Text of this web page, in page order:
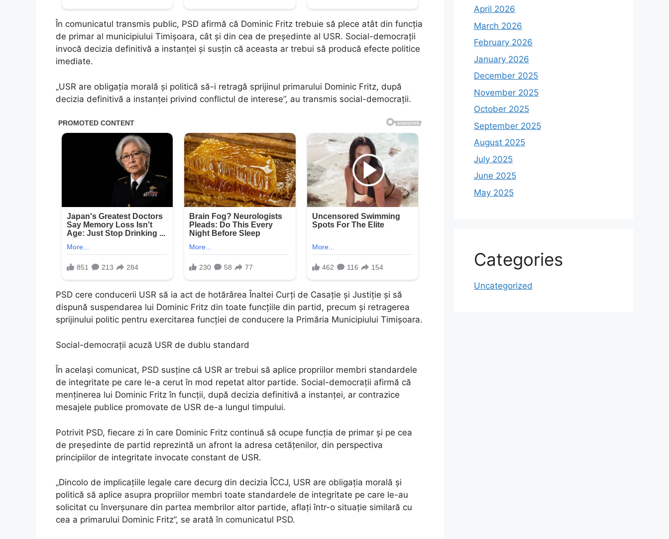
În comunicatul transmis public, PSD afirmă că Dominic Fritz trebuie să plece atât din funcția
de primar al municipiului Timișoara, cât și din cea de președinte al USR. Social-democrații
invocă decizia definitivă a instanței și susțin că aceasta ar trebui să producă efecte politice
imediate.
„USR are obligația morală și politică să-i retragă sprijinul primarului Dominic Fritz, după
decizia definitivă a instanței privind conflictul de interese”, au transmis social-democrații.
PSD cere conducerii USR să ia act de hotărârea Înaltei Curți de Casație și Justiție și să
dispună suspendarea lui Dominic Fritz din toate funcțiile din partid, precum și retragerea
sprijinului politic pentru exercitarea funcției de conducere la Primăria Municipiului Timișoara.
Social-democrații acuză USR de dublu standard
În același comunicat, PSD susține că USR ar trebui să aplice propriilor membri standardele
de integritate pe care le-a cerut în mod repetat altor partide. Social-democrații afirmă că
menținerea lui Dominic Fritz în funcții, după decizia definitivă a instanței, ar contrazice
mesajele publice promovate de USR de-a lungul timpului.
Potrivit PSD, fiecare zi în care Dominic Fritz continuă să ocupe funcția de primar și pe cea
de președinte de partid reprezintă un afront la adresa cetățenilor, din perspectiva
principiilor de integritate invocate constant de USR.
„Dincolo de implicațiile legale care decurg din decizia ÎCCJ, USR are obligația morală și
politică să aplice asupra propriilor membri toate standardele de integritate pe care le-au
solicitat cu înverșunare din partea membrilor altor partide, aflați într-o situație similară cu
cea a primarului Dominic Fritz”, se arată în comunicatul PSD.
April 2026
March 2026
February 2026
January 2026
December 2025
November 2025
October 2025
September 2025
August 2025
July 2025
June 2025
May 2025
Categories
Uncategorized